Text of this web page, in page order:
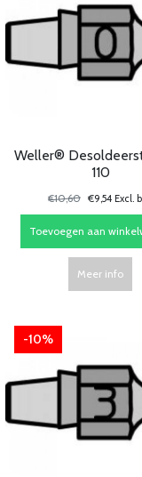
Weller®
110
€10,60 €9,54 Excl.
Toevoegen aan
Meer info
-10%